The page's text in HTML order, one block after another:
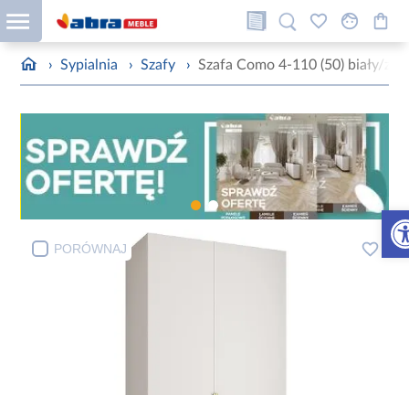
› Sypialnia › Szafy › Szafa Como 4-110 (50) biały/
PORÓWNAJ